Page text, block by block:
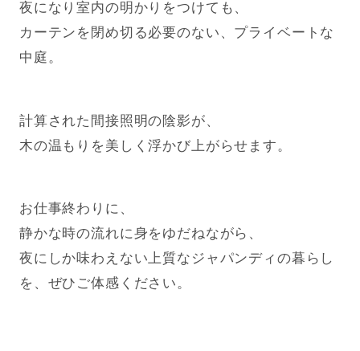
夜になり室内の明かりをつけても、
カーテンを閉め切る必要のない、プライベートな
中庭。
計算された間接照明の陰影が、
木の温もりを美しく浮かび上がらせます。
お仕事終わりに、
静かな時の流れに身をゆだねながら、
夜にしか味わえない上質なジャパンディの暮らし
を、ぜひご体感ください。